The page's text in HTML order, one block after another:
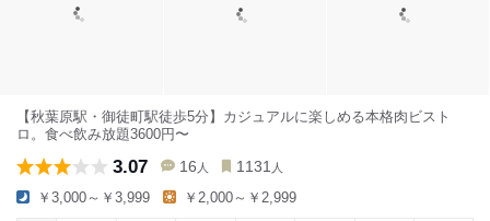
【秋葉原駅・御徒町駅徒歩5分】カジュアルに楽しめる本格肉ビスト
ロ。食べ飲み放題3600円〜
3.07 16 人 1131 人
￥3,000～￥3,999 ￥2,000～￥2,999